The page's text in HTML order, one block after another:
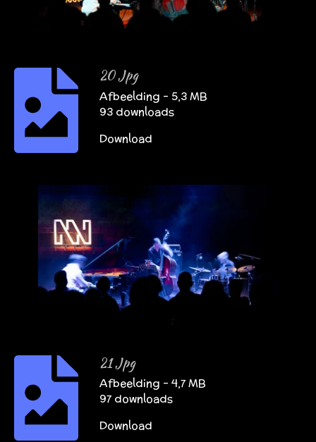
20 Jpg
Afbeelding – 5,3 MB
93 downloads
Download
21 Jpg
Afbeelding – 4,7 MB
97 downloads
Download